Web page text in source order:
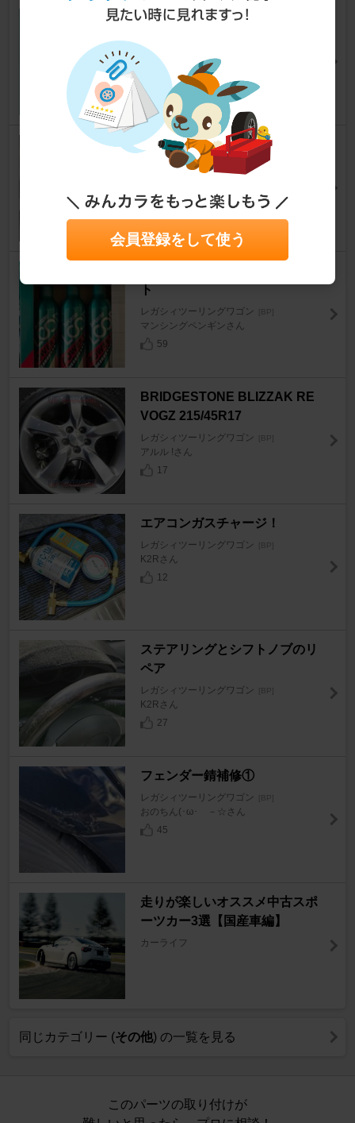
siecle / ジェイロード MINICON
レガシィツーリングワゴン
ジョー・シンチさん
HANKOOK VENTUS S1 evo3
レガシィツーリングワゴン [BP]
15
ト
レガシィツーリングワゴン [BP]
マンシングペンギンさん
59
BRIDGESTONE BLIZZAK RE
VOGZ 215/45R17
レガシィツーリングワゴン [BP]
アルル !さん
17
エアコンガスチャージ！
レガシィツーリングワゴン [BP]
K2Rさん
12
ステアリングとシフトノブのリ
ペア
レガシィツーリングワゴン [BP]
K2Rさん
27
フェンダー錆補修①
レガシィツーリングワゴン [BP]
おのちん(･ω･ゞ－☆さん
45
走りが楽しいオススメ中古スポ
ーツカー3選【国産車編】
カーライフ
同じカテゴリー (その他) の一覧を見る
このパーツの取り付けが
会員登録をして使う